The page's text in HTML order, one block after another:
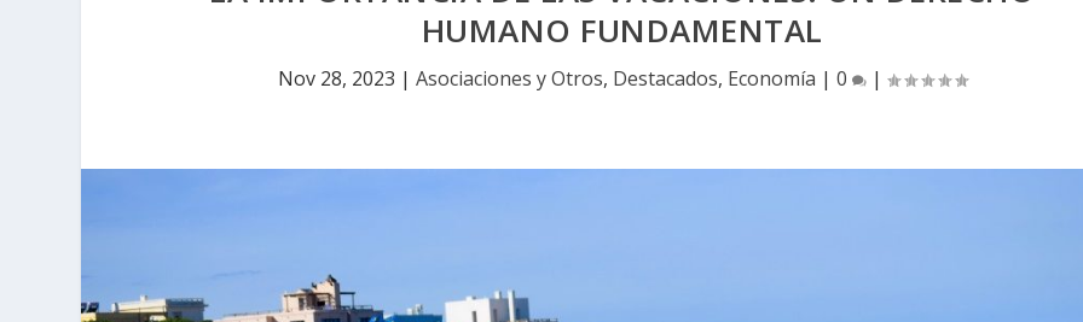
HUMANO FUNDAMENTAL
Nov 28, 2023 | Asociaciones y Otros, Destacados, Economía | 0 |